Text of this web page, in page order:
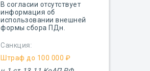
Санкция:
В согласии отсутствует
информация об
использовании внешней
формы сбора ПДн.
Штраф до 100 000 ₽